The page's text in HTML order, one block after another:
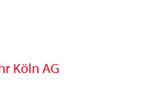
Köln AG